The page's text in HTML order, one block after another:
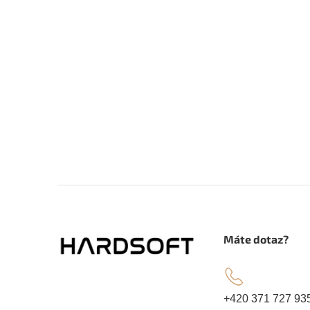
Máte dotaz?
+420 371 727